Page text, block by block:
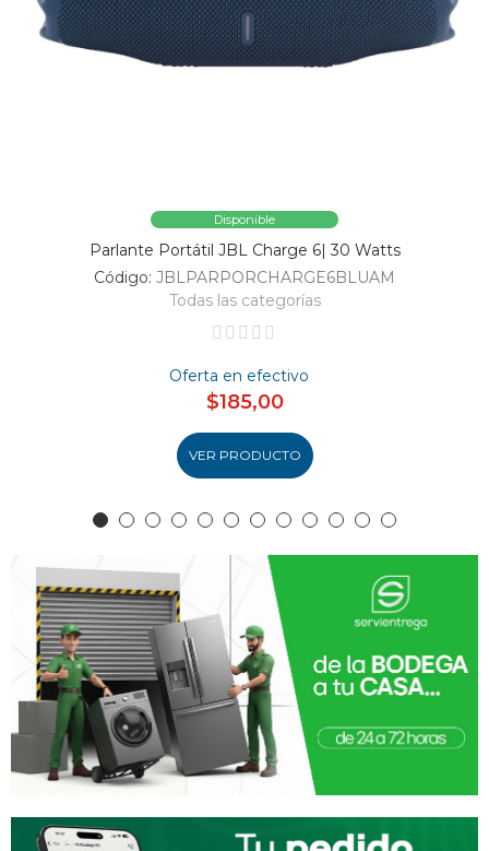
Disponible
Parlante Portátil JBL Charge 6| 30 Watts
Código: JBLPARPORCHARGE6BLUAM
Todas las categorías
Oferta en efectivo
$185,00
VER PRODUCTO